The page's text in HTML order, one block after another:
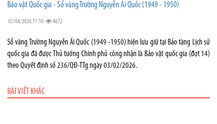
Bảo vật Quốc gia - Sổ vàng Trường Nguyễn Ái Quốc (1949 - 1950)
01/04/2026 11:59 4672
Sổ vàng Trường Nguyễn Ái Quốc (1949 -1950) hiện lưu giữ tại Bảo tàng Lịch sử
quốc gia đã được Thủ tướng Chính phủ công nhận là Bảo vật quốc gia (đợt 14)
theo Quyết định số 236/QĐ-TTg ngày 03/02/2026.
BÀI VIẾT KHÁC